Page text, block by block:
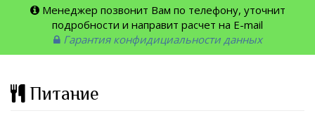
Менеджер позвонит Вам по телефону, уточнит
подробности и направит расчет на E-mail
Гарантия конфидициальности данных
Питание